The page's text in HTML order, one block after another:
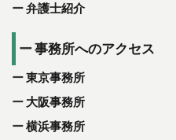
弁護士紹介
事務所へのアクセス
東京事務所
大阪事務所
横浜事務所